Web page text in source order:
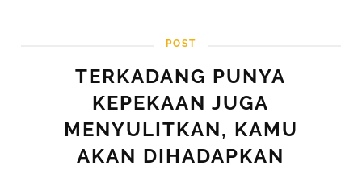
POST
TERKADANG PUNYA
KEPEKAAN JUGA
MENYULITKAN, KAMU
AKAN DIHADAPKAN